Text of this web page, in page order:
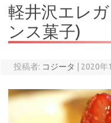
軽井沢エレ
ンス菓子)
投稿者: コジータ 2020年